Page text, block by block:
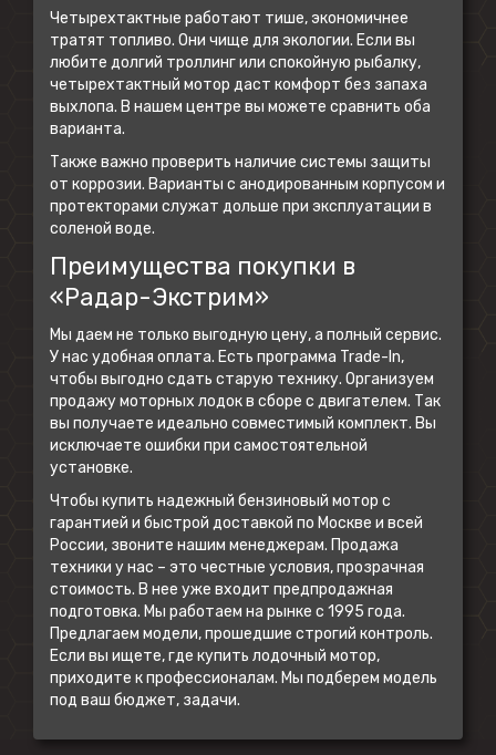
Четырехтактные работают тише, экономичнее
тратят топливо. Они чище для экологии. Если вы
любите долгий троллинг или спокойную рыбалку,
четырехтактный мотор даст комфорт без запаха
выхлопа. В нашем центре вы можете сравнить оба
варианта.
Также важно проверить наличие системы защиты
от коррозии. Варианты с анодированным корпусом и
протекторами служат дольше при эксплуатации в
соленой воде.
Преимущества покупки в
«Радар-Экстрим»
Мы даем не только выгодную цену, а полный сервис.
У нас удобная оплата. Есть программа Trade-In,
чтобы выгодно сдать старую технику. Организуем
продажу моторных лодокв сборе с двигателем. Так
вы получаете идеально совместимый комплект. Вы
исключаете ошибки при самостоятельной
установке.
Чтобы купить надежный бензиновый мотор с
гарантией и быстрой доставкой по Москве и всей
России, звоните нашим менеджерам. Продажа
техники у нас – это честные условия, прозрачная
стоимость. В нее уже входит предпродажная
подготовка. Мы работаем на рынке с 1995 года.
Предлагаем модели, прошедшие строгий контроль.
Если вы ищете, где купить лодочный мотор,
приходите к профессионалам. Мы подберем модель
под ваш бюджет, задачи.